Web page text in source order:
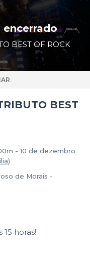
BEST OF ROCK
BEST
- 10 de dezembro
de Morais -
horas!